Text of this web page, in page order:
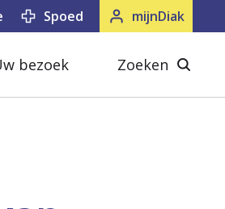
bezoek
Zoeken
mijnDiak
Spoed